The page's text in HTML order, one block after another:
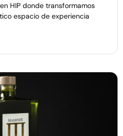
HIP donde transformamos
espacio de experiencia